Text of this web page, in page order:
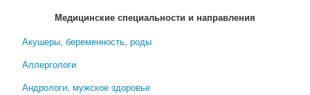
Медицинские специальности и направления
Акушеры, беременность, роды
Аллергологи
Андрологи, мужское здоровье